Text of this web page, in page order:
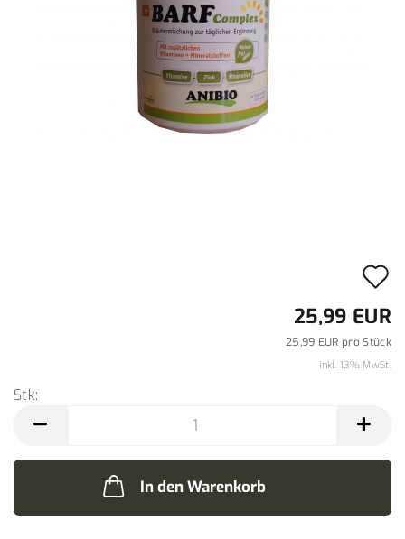
25,99 EUR
25,99 EUR pro Stück
inkl. 13% MwSt.
Stk:
In den Warenkorb